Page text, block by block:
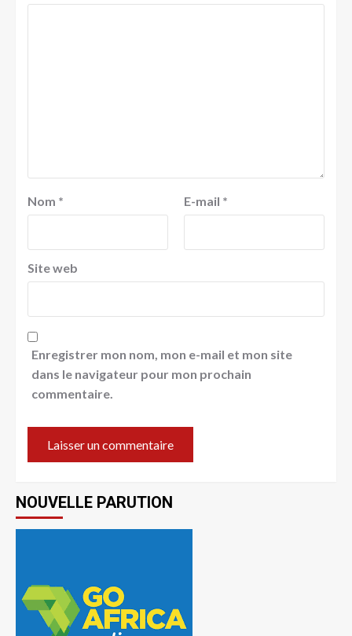
Nom * E-mail *
Site web
Enregistrer mon nom, mon e-mail et mon site
dans le navigateur pour mon prochain
commentaire.
NOUVELLE PARUTION